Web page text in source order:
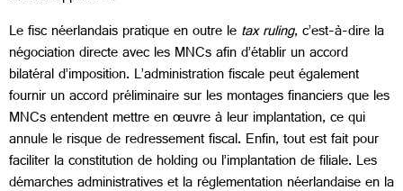
Le fisc néerlandais pratique en outre letax ruling, c’est-à-dire la
négociation directe avec les MNCs afin d’établir un accord
bilatéral d’imposition. L’administration fiscale peut également
fournir un accord préliminaire sur les montages financiers que les
MNCs entendent mettre en œuvre à leur implantation, ce qui
annule le risque de redressement fiscal. Enfin, tout est fait pour
faciliter la constitution de holding ou l’implantation de filiale. Les
démarches administratives et la réglementation néerlandaise en la